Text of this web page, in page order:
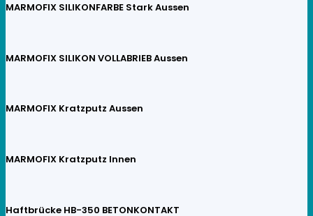
MARMOFIX SILIKONFARBE Stark Aussen
MARMOFIX SILIKON VOLLABRIEB Aussen
MARMOFIX Kratzputz Aussen
MARMOFIX Kratzputz Innen
Haftbrücke HB-350 BETONKONTAKT